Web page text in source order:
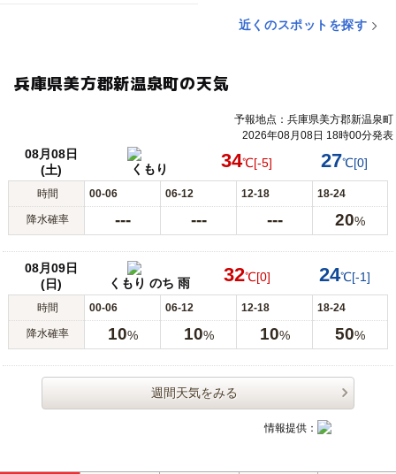
近くのスポットを探す
兵庫県美方郡新温泉町の天気
予報地点：兵庫県美方郡新温泉町
2026年08月08日 18時00分発表
08月08日
(土)
くもり 34℃[-5] 27℃[0]
時間 00-06 06-12 12-18 18-24
降水確率 --- --- --- 20%
08月09日
(日)
くもり のち 雨 32℃[0] 24℃[-1]
時間 00-06 06-12 12-18 18-24
降水確率 10% 10% 10% 50%
週間天気をみる
情報提供：